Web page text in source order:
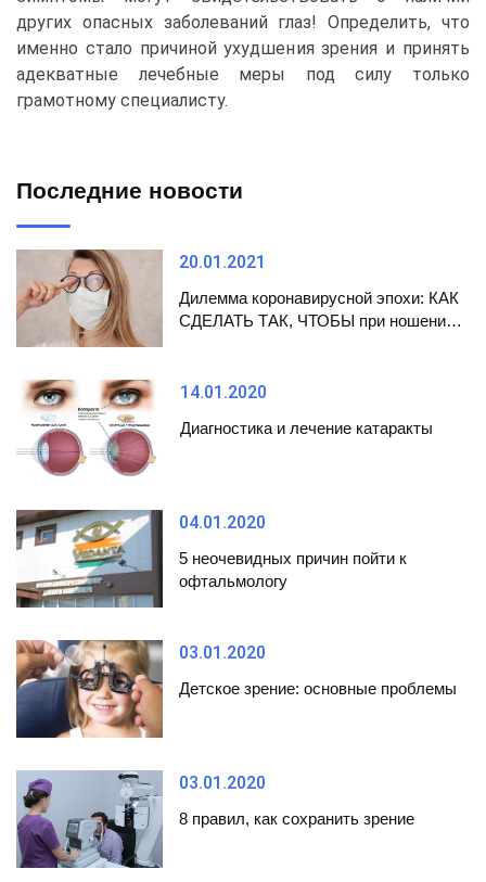
других опасных заболеваний глаз! Определить, что
именно стало причиной ухудшения зрения и принять
адекватные лечебные меры под силу только
грамотному специалисту.
Последние новости
20.01.2021
Дилемма коронавирусной эпохи: КАК
СДЕЛАТЬ ТАК, ЧТОБЫ при ношении
14.01.2020
Диагностика и лечение катаракты
04.01.2020
5 неочевидных причин пойти к
офтальмологу
03.01.2020
Детское зрение: основные проблемы
03.01.2020
8 правил, как сохранить зрение